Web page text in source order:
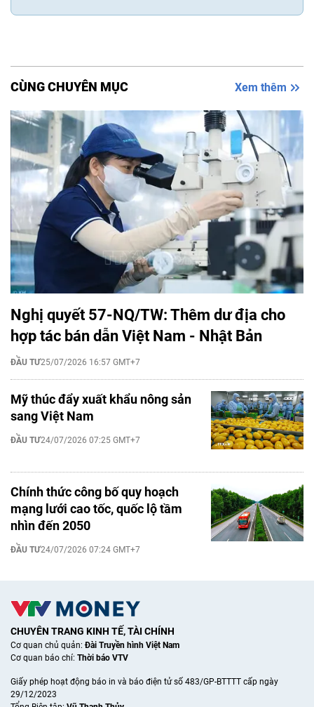
CÙNG CHUYÊN MỤC Xem thêm
Nghị quyết 57-NQ/TW: Thêm dư địa cho
hợp tác bán dẫn Việt Nam - Nhật Bản
ĐẦU TƯ25/07/2026 16:57 GMT+7
Mỹ thúc đẩy xuất khẩu nông sản
sang Việt Nam
ĐẦU TƯ24/07/2026 07:25 GMT+7
Chính thức công bố quy hoạch
mạng lưới cao tốc, quốc lộ tầm
nhìn đến 2050
ĐẦU TƯ24/07/2026 07:24 GMT+7
CHUYÊN TRANG KINH TẾ, TÀI CHÍNH
Cơ quan chủ quản:Đài Truyền hình Việt Nam
Cơ quan báo chí: Thời báo VTV
Giấy phép hoạt động báo in và báo điện tử số 483/GP-BTTTT cấp ngày
29/12/2023